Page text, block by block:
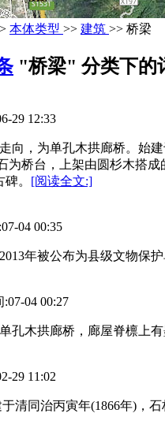
本体类型 >> 建筑 >> 桥梁
"桥梁" 分类下的
29 12:33
，为单孔木拱廊桥。始
为桥台，上架由圆杉木搭
。 [阅读全文:]
04 00:35
年被公布为县级文物保护
04 00:27
木拱廊桥，廊屋脊檩上有
29 11:02
同治丙寅年(1866年)，